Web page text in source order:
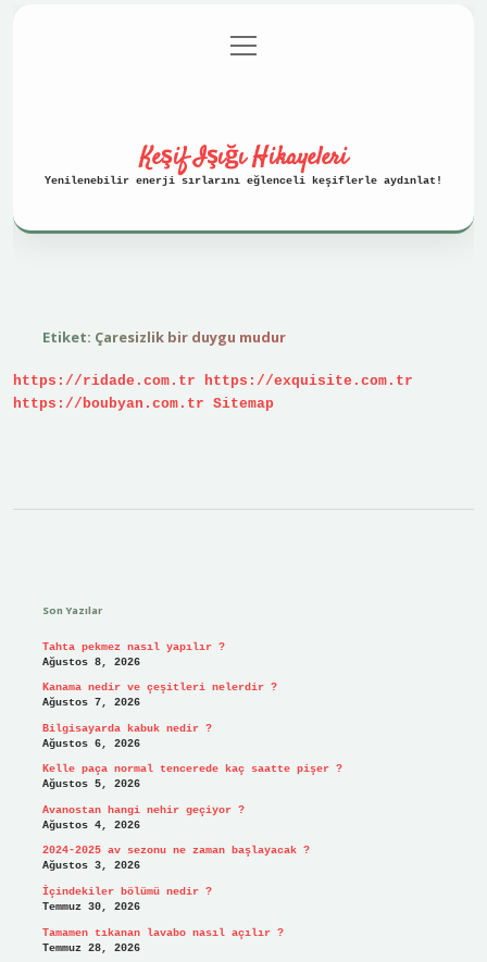
Gizlilik Politikası
menüyü
aç
Keşif Işığı Hikayeleri
Yenilenebilir enerji sırlarını eğlenceli keşiflerle aydınlat!
Etiket: Çaresizlik bir duygu mudur
https://ridade.com.tr
https://exquisite.com.tr
https://boubyan.com.tr Sitemap
Son Yazılar
Tahta pekmez nasıl yapılır ?
Ağustos 8, 2026
Kanama nedir ve çeşitleri nelerdir ?
Ağustos 7, 2026
Bilgisayarda kabuk nedir ?
Ağustos 6, 2026
Kelle paça normal tencerede kaç saatte pişer ?
Ağustos 5, 2026
Avanostan hangi nehir geçiyor ?
Ağustos 4, 2026
2024-2025 av sezonu ne zaman başlayacak ?
Ağustos 3, 2026
İçindekiler bölümü nedir ?
Temmuz 30, 2026
Tamamen tıkanan lavabo nasıl açılır ?
Temmuz 28, 2026